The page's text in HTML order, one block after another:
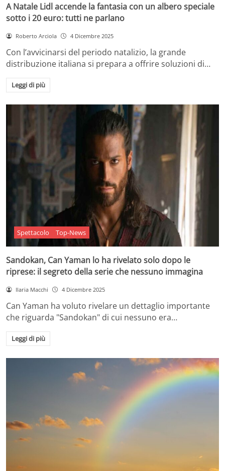
A Natale Lidl accende la fantasia con un albero speciale
sotto i 20 euro: tutti ne parlano
Roberto Arciola 4 Dicembre 2025
Con l’avvicinarsi del periodo natalizio, la grande
distribuzione italiana si prepara a offrire soluzioni di…
Leggi di più
Spettacolo Top-News
Sandokan, Can Yaman lo ha rivelato solo dopo le
riprese: il segreto della serie che nessuno immagina
Ilaria Macchi 4 Dicembre 2025
Can Yaman ha voluto rivelare un dettaglio importante
che riguarda "Sandokan" di cui nessuno era…
Leggi di più